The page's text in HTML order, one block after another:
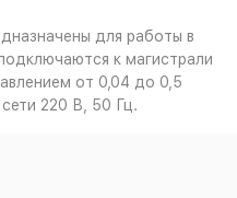
для работы в
к магистрали
от 0,04 до 0,5
220 В, 50 Гц.